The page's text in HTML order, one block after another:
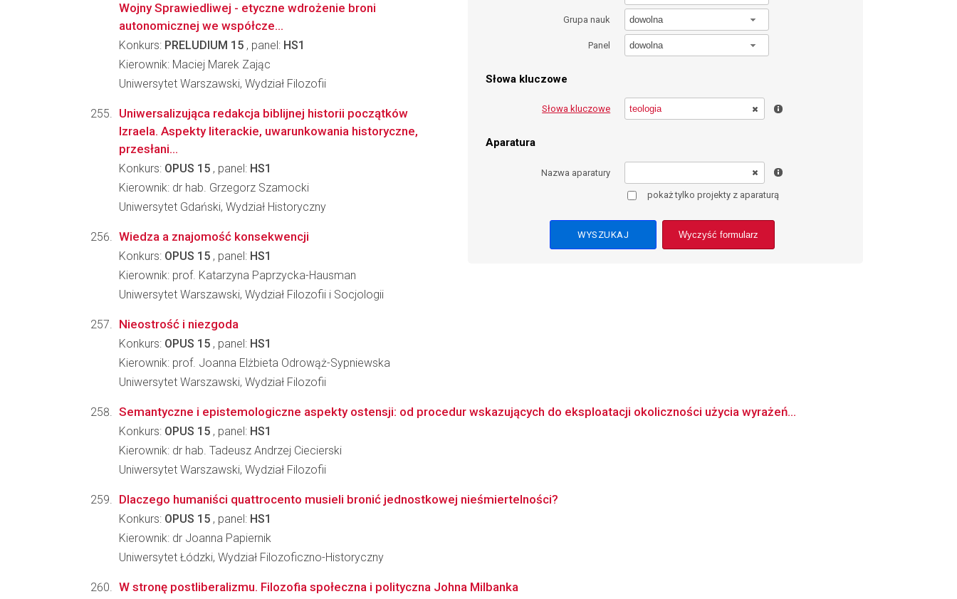
Grupa nauk dowolna
Panel dowolna
Słowa kluczowe
Słowa kluczowe
Aparatura
Nazwa aparatury
pokaż tylko projekty z aparaturą
Wyczyść formularz
Wojny Sprawiedliwej - etyczne wdrożenie broni
autonomicznej we współcze...
Konkurs: PRELUDIUM 15 , panel: HS1
Kierownik: Maciej Marek Zając
Uniwersytet Warszawski, Wydział Filozofii
Uniwersalizująca redakcja biblijnej historii początków
Izraela. Aspekty literackie, uwarunkowania historyczne,
przesłani...
Konkurs: OPUS 15 , panel: HS1
Kierownik: dr hab. Grzegorz Szamocki
Uniwersytet Gdański, Wydział Historyczny
Wiedza a znajomość konsekwencji
Konkurs: OPUS 15 , panel: HS1
Kierownik: prof. Katarzyna Paprzycka-Hausman
Uniwersytet Warszawski, Wydział Filozofii i Socjologii
Nieostrość i niezgoda
Konkurs: OPUS 15 , panel: HS1
Kierownik: prof. Joanna Elżbieta Odrowąż-Sypniewska
Uniwersytet Warszawski, Wydział Filozofii
Semantyczne i epistemologiczne aspekty ostensji: od procedur wskazujących do eksploatacji okoliczności użycia wyrażeń...
Konkurs: OPUS 15 , panel: HS1
Kierownik: dr hab. Tadeusz Andrzej Ciecierski
Uniwersytet Warszawski, Wydział Filozofii
Dlaczego humaniści quattrocento musieli bronić jednostkowej nieśmiertelności?
Konkurs: OPUS 15 , panel: HS1
Kierownik: dr Joanna Papiernik
Uniwersytet Łódzki, Wydział Filozoficzno-Historyczny
W stronę postliberalizmu. Filozofia społeczna i polityczna Johna Milbanka